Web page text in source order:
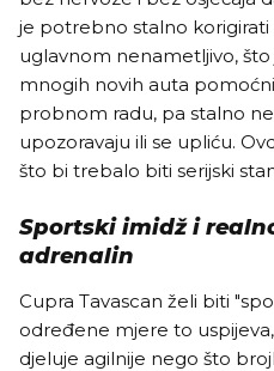
je potrebno stalno korigirati
uglavnom nenametljivo, što
mnogih novih auta
probnom radu, pa stalno
upozoravaju ili se upliću.
što bi trebalo biti serijski
Sportski imidž i
adrenalin
Cupra Tavascan želi biti
određene mjere to
djeluje agilnije nego što